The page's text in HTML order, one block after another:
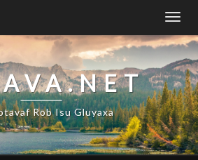
Rob Isu Gluyaxa